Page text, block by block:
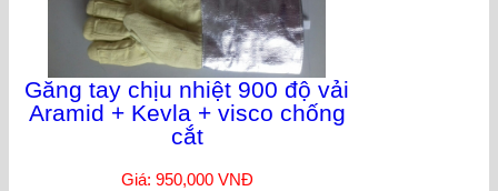
Găng tay chịu nhiệt 900 độ vải
Aramid + Kevla + visco chống
cắt
Giá: 950,000 VNĐ